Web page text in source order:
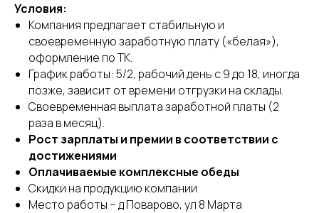
Условия:
Компания предлагает стабильную и
своевременную заработную плату («белая»),
оформление по ТК.
График работы: 5/2, рабочий день с 9 до 18, иногда
позже, зависит от времени отгрузки на склады.
Своевременная выплата заработной платы (2
раза в месяц).
Рост зарплаты и премии в соответствии с
достижениями
Оплачиваемые комплексные обеды
Cкидки на продукцию компании
Место работы – д Поварово, ул 8 Марта